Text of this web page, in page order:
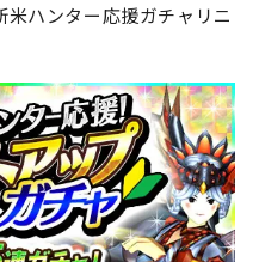
ハンター応援ガチャリニ